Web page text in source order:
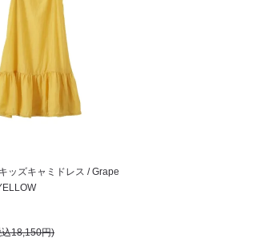
ッズキャミドレス / Grape
18,150円)